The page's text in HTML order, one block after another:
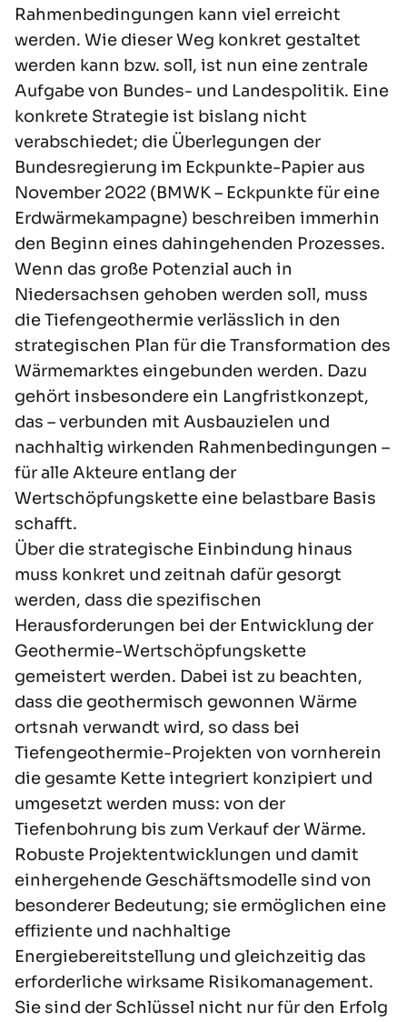
Rahmenbedingungen kann viel erreicht
werden. Wie dieser Weg konkret gestaltet
werden kann bzw. soll, ist nun eine zentrale
Aufgabe von Bundes- und Landespolitik. Eine
konkrete Strategie ist bislang nicht
verabschiedet; die Überlegungen der
Bundesregierung im Eckpunkte-Papier aus
November 2022 (BMWK – Eckpunkte für eine
Erdwärmekampagne) beschreiben immerhin
den Beginn eines dahingehenden Prozesses.
Wenn das große Potenzial auch in
Niedersachsen gehoben werden soll, muss
die Tiefengeothermie verlässlich in den
strategischen Plan für die Transformation des
Wärmemarktes eingebunden werden. Dazu
gehört insbesondere ein Langfristkonzept,
das – verbunden mit Ausbauzielen und
nachhaltig wirkenden Rahmenbedingungen –
für alle Akteure entlang der
Wertschöpfungskette eine belastbare Basis
schafft.
Über die strategische Einbindung hinaus
muss konkret und zeitnah dafür gesorgt
werden, dass die spezifischen
Herausforderungen bei der Entwicklung der
Geothermie-Wertschöpfungskette
gemeistert werden. Dabei ist zu beachten,
dass die geothermisch gewonnen Wärme
ortsnah verwandt wird, so dass bei
Tiefengeothermie-Projekten von vornherein
die gesamte Kette integriert konzipiert und
umgesetzt werden muss: von der
Tiefenbohrung bis zum Verkauf der Wärme.
Robuste Projektentwicklungen und damit
einhergehende Geschäftsmodelle sind von
besonderer Bedeutung; sie ermöglichen eine
effiziente und nachhaltige
Energiebereitstellung und gleichzeitig das
erforderliche wirksame Risikomanagement.
Sie sind der Schlüssel nicht nur für den Erfolg